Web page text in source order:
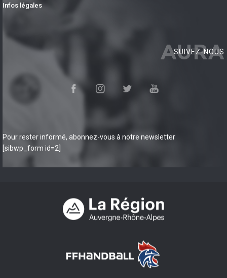
Infos légales
AURA
SUIVEZ-NOUS
Pour rester informé, abonnez-vous à notre newsletter
[sibwp_form id=2]